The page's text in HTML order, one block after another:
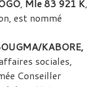
, Mle 83 921 K,
est nommé
KABORE,
sociales,
Conseiller